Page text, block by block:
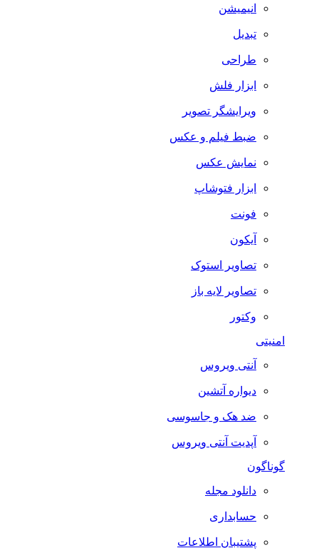
انیمیشن
تبدیل
طراحی
ابزار فلش
ویرایشگر تصویر
ضبط فيلم و عكس
نمایش عکس
ابزار فتوشاپ
فونت
آیکون
تصاویر استوک
تصاویر لایه باز
وکتور
امنیتی
آنتی ویروس
دیواره آتشین
ضد هک و جاسوسی
آپدیت آنتی ویروس
گوناگون
دانلود مجله
حسابداری
پشتیبان اطلاعات